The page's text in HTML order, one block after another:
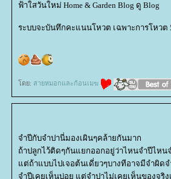
ฟ้าใสวันใหม่ Home & Garden Blog ดู Blog
ระบบจะบันทึกคะแนนโหวต เฉพาะการโหว
ดย: สายหมอกและก้อนเมฆ
จำปีกับจำปานี่มองเผินๆคล้ายกันมาก
ถ้าปลูกไว้ติดๆกันแยกออกอยู่ว่าไหนจำปีไหน
ต่ถ้าแบบไปเจอต้นเดี่ยวๆบางทีอาจมีจำผิดจ
จำปีเคยเห็นบ่อย แต่จำปาไม่เคยเห็นของจริ